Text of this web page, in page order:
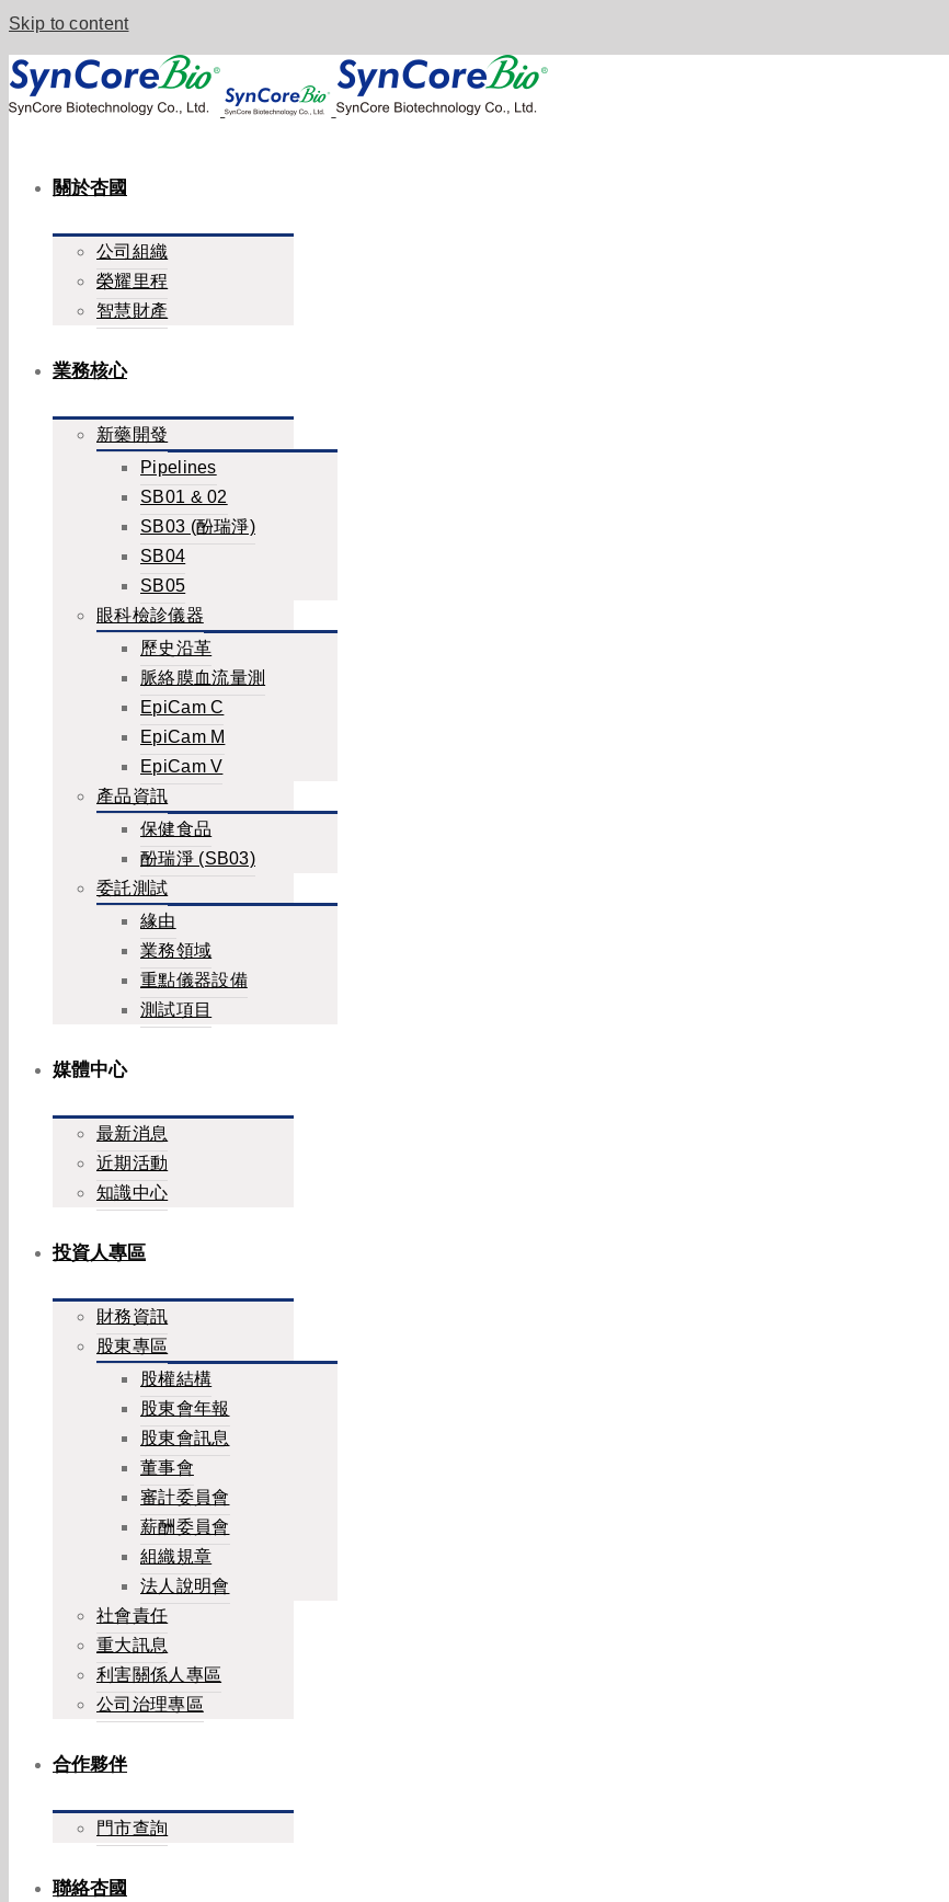
Skip to content
關於杏國
公司組織
榮耀里程
智慧財產
業務核心
新藥開發
Pipelines
SB01 & 02
SB03 (酚瑞淨)
SB04
SB05
眼科檢診儀器
歷史沿革
脈絡膜血流量測
EpiCam C
EpiCam M
EpiCam V
產品資訊
保健食品
酚瑞淨 (SB03)
委託測試
緣由
業務領域
重點儀器設備
測試項目
媒體中心
最新消息
近期活動
知識中心
投資人專區
財務資訊
股東專區
股權結構
股東會年報
股東會訊息
董事會
審計委員會
薪酬委員會
組織規章
法人說明會
社會責任
重大訊息
利害關係人專區
公司治理專區
合作夥伴
門市查詢
聯絡杏國